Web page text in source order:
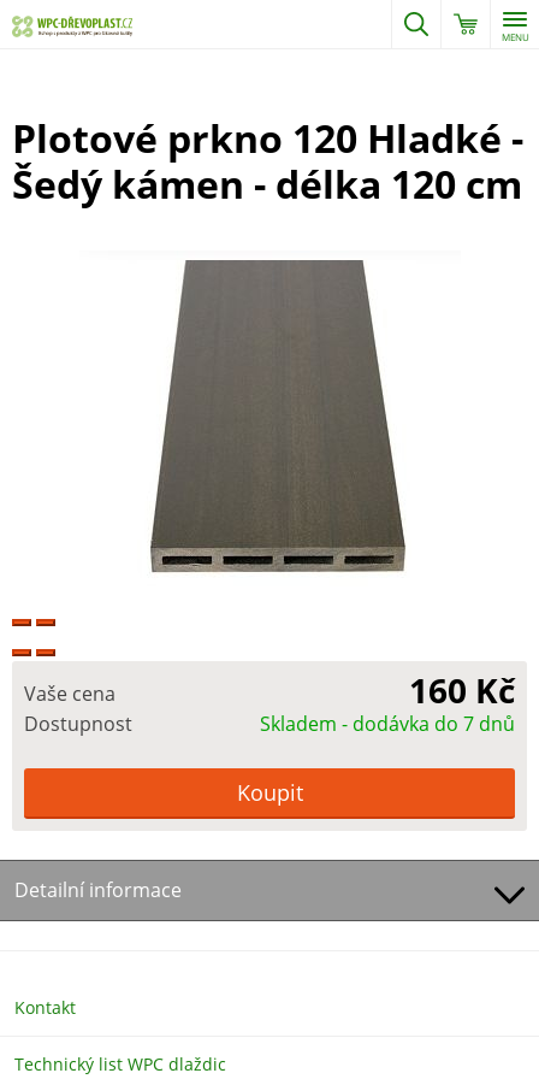
MENU
Plotové prkno 120 Hladké -
Šedý kámen - délka 120 cm
Vaše cena 160 Kč
Dostupnost Skladem - dodávka do 7 dnů
Detailní informace
Kontakt
Technický list WPC dlaždic